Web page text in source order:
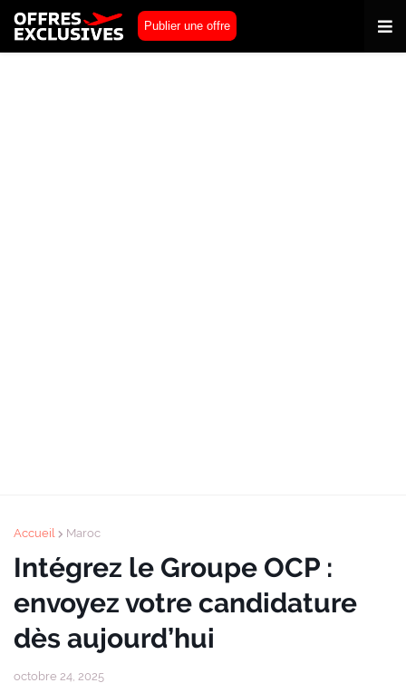
Publier une offre
Accueil Maroc
Intégrez le Groupe OCP :
envoyez votre candidature
dès aujourd’hui
octobre 24, 2025